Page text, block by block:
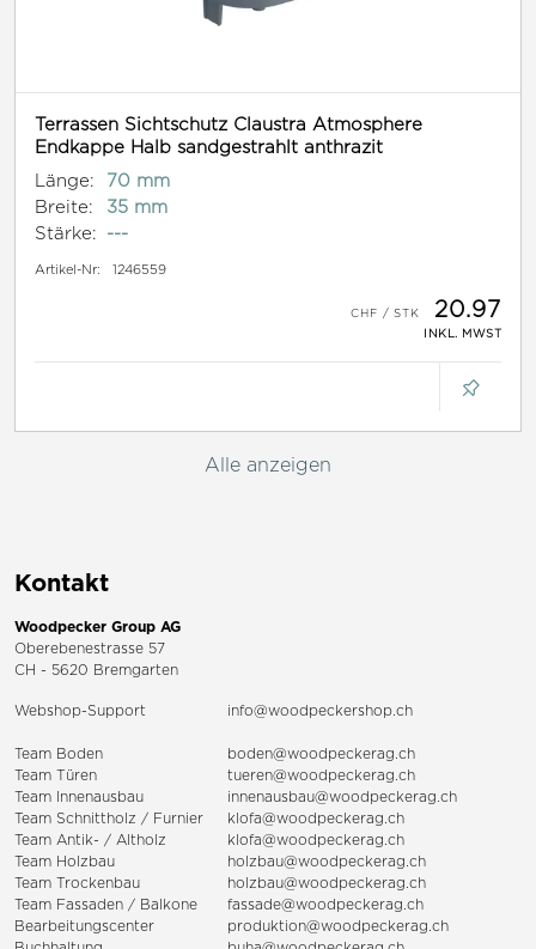
Terrassen Sichtschutz Claustra Atmosphere
Endkappe Halb sandgestrahlt anthrazit
Länge:
70 mm
Breite:
35 mm
Stärke:
---
Artikel-Nr: 1246559
20.97
INKL. MWST
Alle anzeigen
Kontakt
Woodpecker Group AG
Oberebenestrasse 57
CH - 5620 Bremgarten
Webshop-Support info@woodpeckershop.ch
Team Boden
boden@woodpeckerag.ch
Team Türen
tueren@woodpeckerag.ch
Team Innenausbau
innenausbau@woodpeckerag.ch
Team Schnittholz / Furnier
klofa@woodpeckerag.ch
Team Antik- / Altholz
klofa@woodpeckerag.ch
Team Holzbau
holzbau@woodpeckerag.ch
Team Trockenbau
holzbau@woodpeckerag.ch
Team Fassaden / Balkone
fassade@woodpeckerag.ch
Bearbeitungscenter
produktion@woodpeckerag.ch